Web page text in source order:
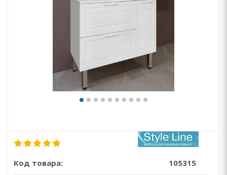
Код товара: 105315